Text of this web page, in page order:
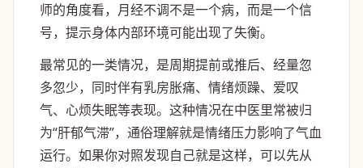
师的角度看，月经不调不是一个病，而是一个信
号，提示身体内部环境可能出现了失衡。
最常见的一类情况，是周期提前或推后、经量忽
多忽少，同时伴有乳房胀痛、情绪烦躁、爱叹
气、心烦失眠等表现。这种情况在中医里常被归
为“肝郁气滞”，通俗理解就是情绪压力影响了气血
运行。如果你对照发现自己就是这样，可以先从